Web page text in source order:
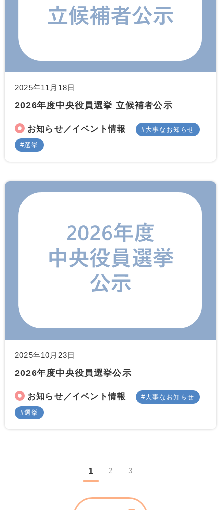
2025年11月18日
2026年度中央役員選挙 立候補者公示
お知らせ／イベント情報 大事なお知らせ
選挙
2025年10月23日
2026年度中央役員選挙公示
お知らせ／イベント情報 大事なお知らせ
選挙
1 2 3